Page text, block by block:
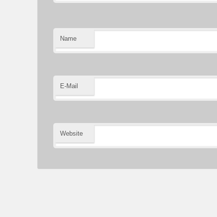
Name
E-Mail
Website